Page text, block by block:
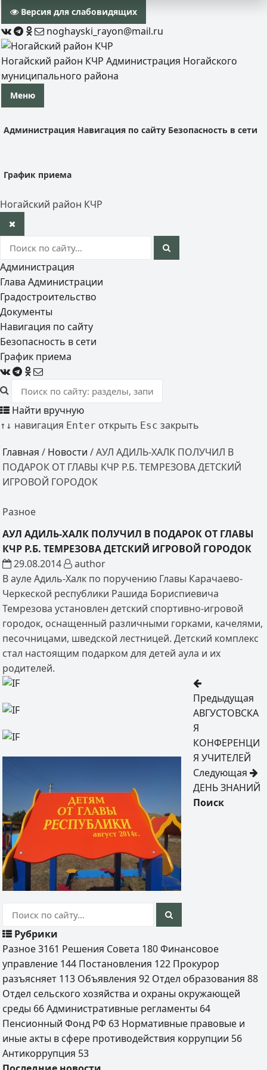
Версия для слабовидящих
noghayski_rayon@mail.ru
Ногайский район КЧР Администрация Ногайского
муниципального района
Меню
Администрация Навигация по сайту Безопасность в сети
График приема
Ногайский район КЧР
Администрация
Глава Администрации
Градостроительство
Документы
Навигация по сайту
Безопасность в сети
График приема
Найти вручную
↑ ↓ навигация Enter открыть Esc закрыть
Главная / Новости / АУЛ АДИЛЬ-ХАЛК ПОЛУЧИЛ В
ПОДАРОК ОТ ГЛАВЫ КЧР Р.Б. ТЕМРЕЗОВА ДЕТСКИЙ
ИГРОВОЙ ГОРОДОК
Разное
АУЛ АДИЛЬ-ХАЛК ПОЛУЧИЛ В ПОДАРОК ОТ ГЛАВЫ
КЧР Р.Б. ТЕМРЕЗОВА ДЕТСКИЙ ИГРОВОЙ ГОРОДОК
29.08.2014
author
В ауле Адиль-Халк по поручению Главы Карачаево-
Черкеской республики Рашида Бориспиевича
Темрезова установлен детский спортивно-игровой
городок, оснащенный различными горками, качелями,
песочницами, шведской лестницей. Детский комплекс
стал настоящим подарком для детей аула и их
родителей.
Предыдущая
АВГУСТОВСКА
Я
КОНФЕРЕНЦИ
Я УЧИТЕЛЕЙ
Следующая
ДЕНЬ ЗНАНИЙ
Поиск
Рубрики
Разное3161 Решения Совета 180 Финансовое
управление 144 Постановления 122 Прокурор
разъясняет 113 Объявления92 Отдел образования88
Отдел сельского хозяйства и охраны окружающей
среды 66 Административные регламенты 64
Пенсионный Фонд РФ 63 Нормативные правовые и
иные акты в сфере противодействия коррупции 56
Антикоррупция 53